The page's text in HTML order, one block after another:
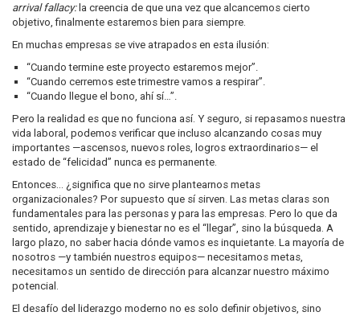
arrival fallacy: la creencia de que una vez que alcancemos cierto
objetivo, finalmente estaremos bien para siempre.
En muchas empresas se vive atrapados en esta ilusión:
“Cuando termine este proyecto estaremos mejor”.
“Cuando cerremos este trimestre vamos a respirar”.
“Cuando llegue el bono, ahí sí…”.
Pero la realidad es que no funciona así. Y seguro, si repasamos nuestra
vida laboral, podemos verificar que incluso alcanzando cosas muy
importantes —ascensos, nuevos roles, logros extraordinarios— el
estado de “felicidad” nunca es permanente.
Entonces… ¿significa que no sirve plantearnos metas
organizacionales? Por supuesto que sí sirven. Las metas claras son
fundamentales para las personas y para las empresas. Pero lo que da
sentido, aprendizaje y bienestar no es el “llegar”, sino la búsqueda. A
largo plazo, no saber hacia dónde vamos es inquietante. La mayoría de
nosotros —y también nuestros equipos— necesitamos metas,
necesitamos un sentido de dirección para alcanzar nuestro máximo
potencial.
El desafío del liderazgo moderno no es solo definir objetivos, sino